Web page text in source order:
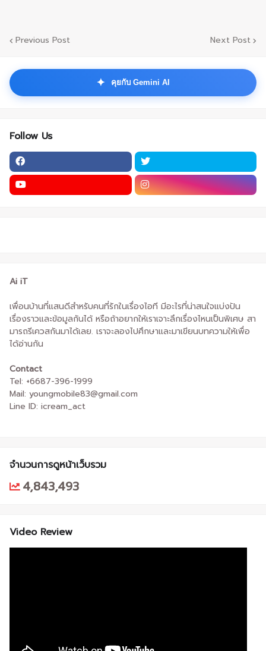
Previous Post Next Post
✦ คุยกับ Gemini AI
Follow Us
Ai iT
เพื่อนบ้านที่แสนดีสำหรับคนที่รักในเรื่องไอที มีอะไรที่น่าสนใจแบ่งปัน
เรื่องราวและข้อมูลกันได้ หรือถ้าอยากให้เราเจาะลึกเรื่องไหนเป็นพิเศษ สา
มารถรีเควสกันมาได้เลย. เราจะลองไปศึกษาและมาเขียนบทความให้เพื่อ
ได้อ่านกัน
Contact
Tel: +6687-396-1999
Mail: youngmobile83@gmail.com
Line ID: icream_act
จำนวนการดูหน้าเว็บรวม
4,843,493
Video Review